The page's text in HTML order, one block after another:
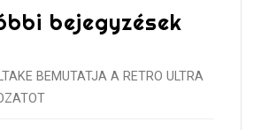
bejegyzések
BEMUTATJA A RETRO ULTRA